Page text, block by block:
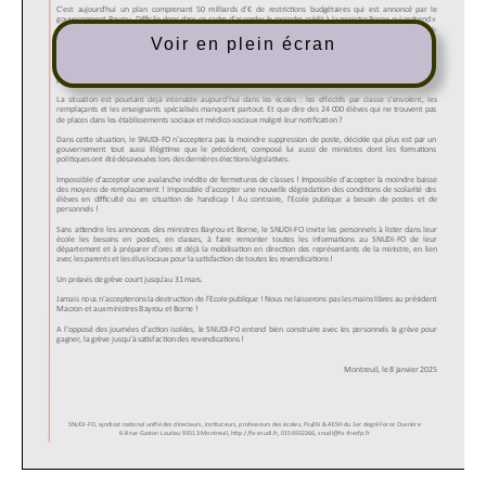
Voir en plein écran